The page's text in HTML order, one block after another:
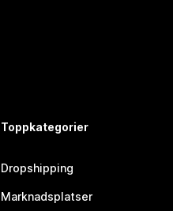
Toppkategorier
Dropshipping
Marknadsplatser